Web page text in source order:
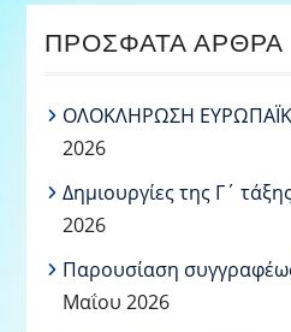
ΠΡΌΣΦΑΤΑ ΆΡΘΡΑ
ΟΛΟΚΛΗΡΩΣΗ
2026
Δημιουργίες της Γ΄
2026
Παρουσίαση
Μαΐου 2026